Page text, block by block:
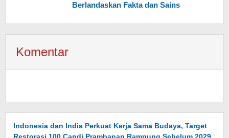
Berlandaskan Fakta dan Sains
Komentar
Indonesia dan India Perkuat Kerja Sama Budaya, Target